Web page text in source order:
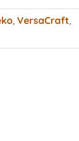
, VersaCraft